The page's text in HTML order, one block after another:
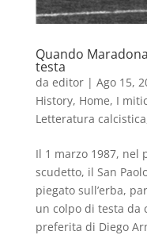
Quando
testa
da editor| Ago 15,
History, Home, I
Letteratura calcistica
Il 1 marzo 1987, nel
scudetto, il San
piegato sull’erba,
un colpo di testa da
preferita di Diego